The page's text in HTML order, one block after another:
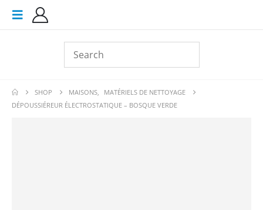
SHOP MAISONS,
MATÉRIELS DE NETTOYAGE
DÉPOUSSIÉREUR ÉLECTROSTATIQUE – BOSQUE VERDE